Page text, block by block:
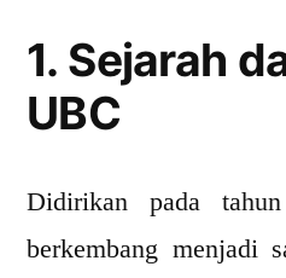
1. Sejarah
UBC
Didirikan pada
berkembang menjadi